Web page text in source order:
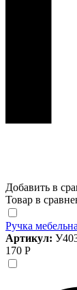
Добавить в
Товар в
Ручка
Артикул:
170 Р